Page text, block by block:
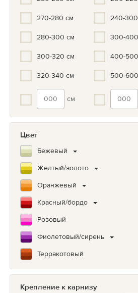
270-280 см
280-300 см
300-320 см
320-340 см
см
240-
300-
400-
500-
Цвет
Бежевый
Желтый/золото
Оранжевый
Красный/бордо
Розовый
Фиолетовый/сирень
Терракотовый
Коричневый
Зеленый
Крепление к карнизу